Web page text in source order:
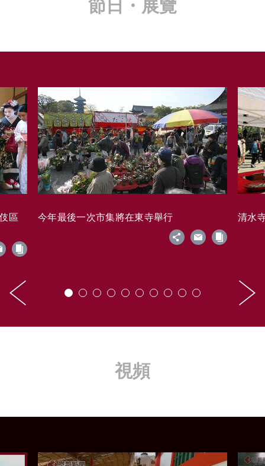
節日・展覽
區 今年最後一次市集將在東寺舉行 清水
視頻